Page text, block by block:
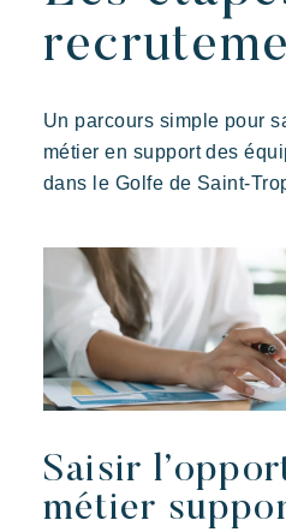
Nos villages
Prairies de la Mer
Dépaysement Joie
Découvrir
L'expérience Riviera
Vivre la Riviera
Vos
Vivre l'aventure
Profiter en famille
Evénements & festivals
Vos prochaines
Un parcours simple pour
métier en support des
dans le Golfe de Saint-
Saisir
métier